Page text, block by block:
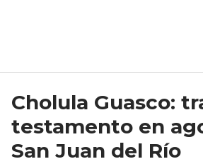
Cholula Guasco:
testamento en
San Juan del Río